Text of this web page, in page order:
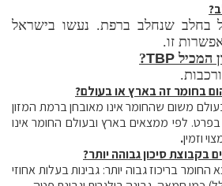
בחלב שנחלב ברפת. נעשו בישראל
זו.
המכיל TBP
?
בחומר זה בארץ או בעולם?
משום שהחומר אינו מאובחן ברמת המזון
לפי ממצאים בארץ ובעולם החומר אינו
וזמין.
בקבוצת סיכון גבוהה יותר?
בריכוז גבוה יותר: גבינות בעלות אחוזי